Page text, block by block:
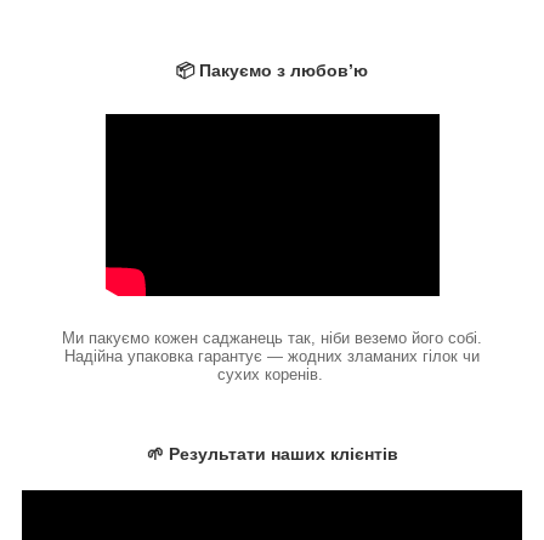
📦 Пакуємо з любов’ю
Ми пакуємо кожен саджанець так, ніби веземо його собі.
Надійна упаковка гарантує — жодних зламаних гілок чи
сухих коренів.
🌱 Результати наших клієнтів